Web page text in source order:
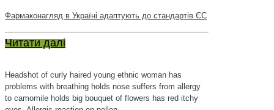
Фармаконагляд в Україні адаптують до стандартів ЄС
Читати далі
Headshot of curly haired young ethnic woman has
problems with breathing holds nose suffers from allergy
to camomile holds big bouquet of flowers has red itchy